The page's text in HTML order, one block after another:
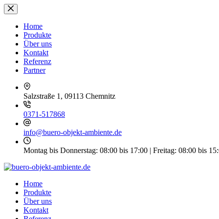
Zum
Inhalt
springenHome
Produkte
Über uns
Kontakt
Referenz
Partner
Salzstraße 1, 09113 Chemnitz
0371-517868
info@buero-objekt-ambiente.de
Montag bis Donnerstag: 08:00 bis 17:00 | Freitag: 08:00 bis
Home
Produkte
Über uns
Kontakt